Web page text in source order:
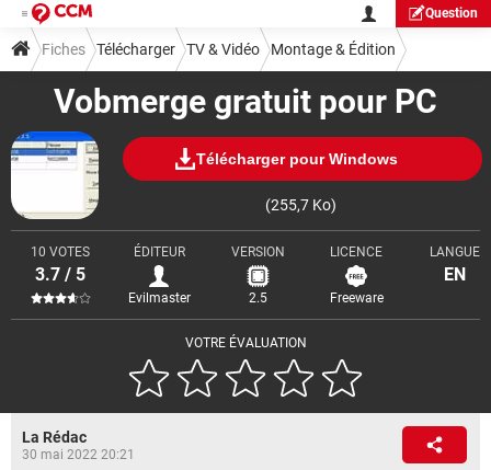
Question
Vobmerge gratuit pour PC
Télécharger pour Windows
(255,7 Ko)
VOTRE ÉVALUATION
10 VOTES
3.7 / 5
ÉDITEUR
Evilmaster
VERSION
2.5
LICENCE
Freeware
LANGUE
EN
Fiches Télécharger TV & Vidéo Montage & Édition
La Rédac
30 mai 2022 20:21